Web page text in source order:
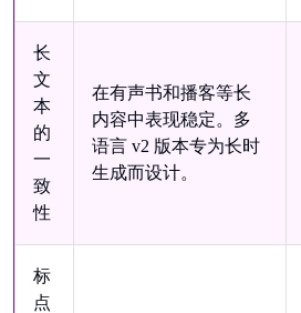
长
文
本
的
一
致
性
在有声书和播客等长
内容中表现稳定。多
语言 v2 版本专为长时
生成而设计。
标
点